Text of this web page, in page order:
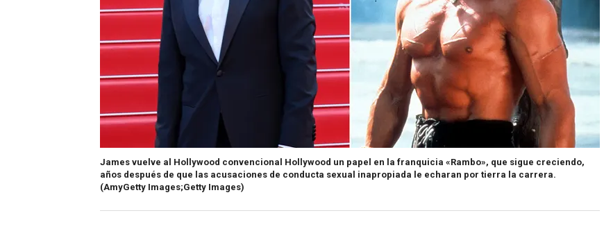
James vuelve al Hollywood convencional Hollywood un papel en la franquicia «Rambo», que sigue creciendo,
años después de que las acusaciones de conducta sexual inapropiada le echaran por tierra la carrera.
(AmyGetty Images;Getty Images)